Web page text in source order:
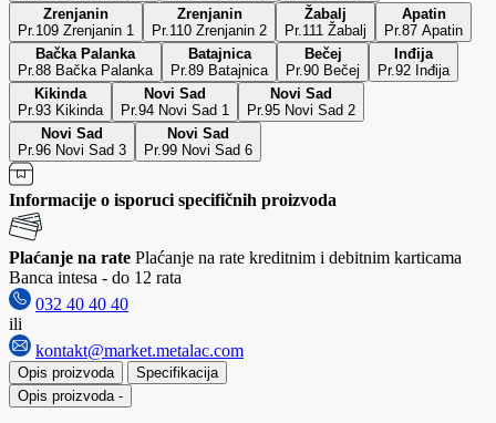
Zrenjanin
Pr.109 Zrenjanin 1
Zrenjanin
Pr.110 Zrenjanin 2
Žabalj
Pr.111 Žabalj
Apatin
Pr.87 Apatin
Bačka Palanka
Pr.88 Bačka Palanka
Batajnica
Pr.89 Batajnica
Bečej
Pr.90 Bečej
Inđija
Pr.92 Inđija
Kikinda
Pr.93 Kikinda
Novi Sad
Pr.94 Novi Sad 1
Novi Sad
Pr.95 Novi Sad 2
Novi Sad
Pr.96 Novi Sad 3
Novi Sad
Pr.99 Novi Sad 6
Informacije o isporuci specifičnih proizvoda
Plaćanje na rate Plaćanje na rate kreditnim i debitnim karticama
Banca intesa - do 12 rata
032 40 40 40
ili
kontakt@market.metalac.com
Opis proizvoda
Specifikacija
Opis proizvoda -